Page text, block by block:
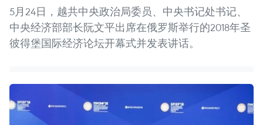
5月24日，越共中央政治局委员、中央书记处书记、
中央经济部部长阮文平出席在俄罗斯举行的2018年圣
彼得堡国际经济论坛开幕式并发表讲话。